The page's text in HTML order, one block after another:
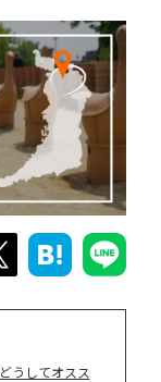
うしてオスス